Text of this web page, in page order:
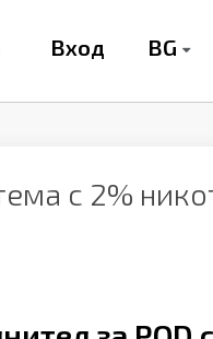
Вход BG
с 2%